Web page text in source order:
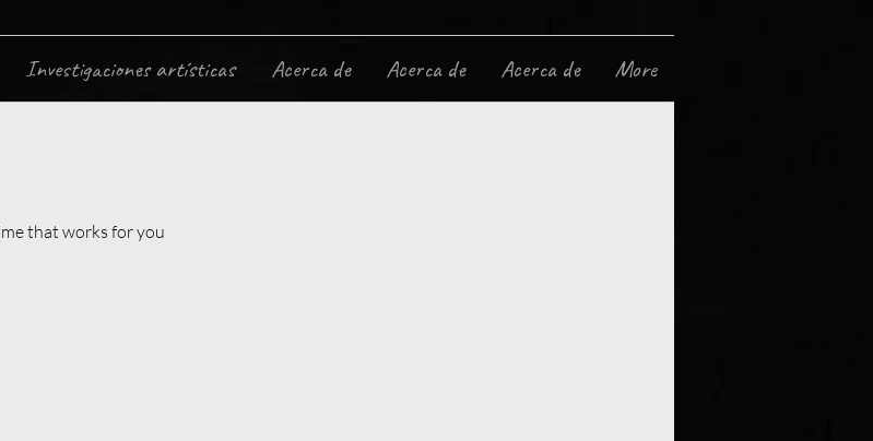
Investigaciones artísticas Acerca de Acerca de Acerca de More
that works for you